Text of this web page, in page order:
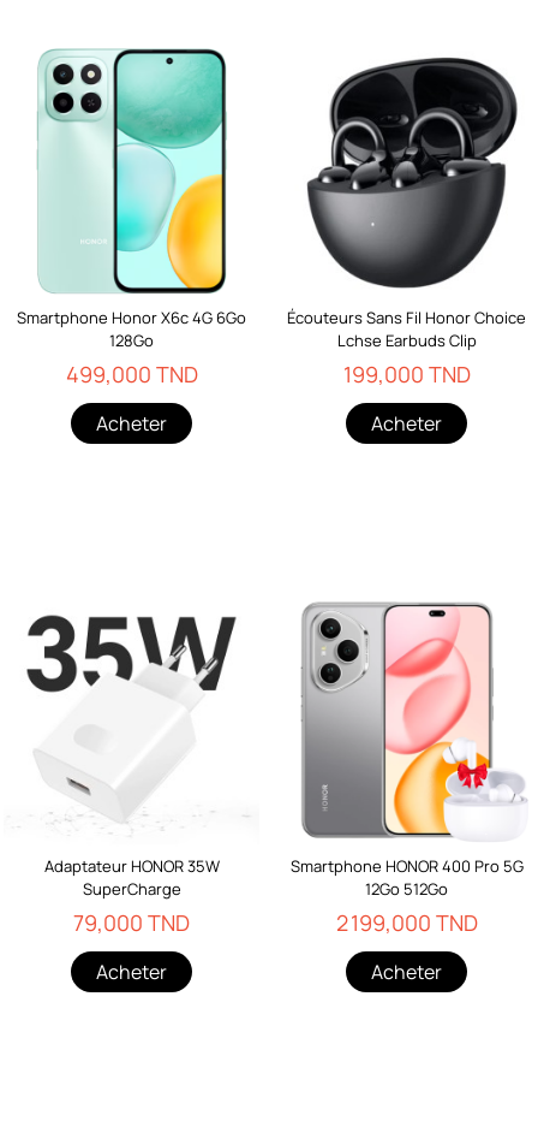
Smartphone Honor X6c 4G 6Go
128Go
499,000 TND
Acheter
Écouteurs Sans Fil Honor Choice
Lchse Earbuds Clip
199,000 TND
Acheter
Adaptateur HONOR 35W
SuperCharge
79,000 TND
Acheter
Smartphone HONOR 400 Pro 5G
12Go 512Go
2 199,000 TND
Acheter